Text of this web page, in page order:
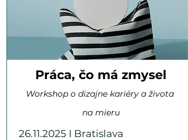
Práca, čo má zmysel
Workshop o dizajne kariéry a života
na mieru
26.11.2025 I Bratislava